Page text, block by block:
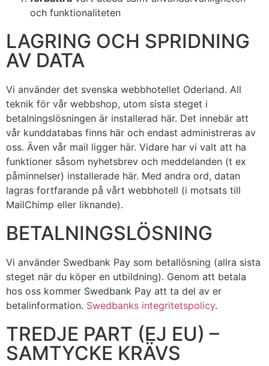
och funktionaliteten
LAGRING OCH SPRIDNING
AV DATA
Vi använder det svenska webbhotellet Oderland. All
teknik för vår webbshop, utom sista steget i
betalningslösningen är installerad här. Det innebär att
vår kunddatabas finns här och endast administreras av
oss. Även vår mail ligger här. Vidare har vi valt att ha
funktioner såsom nyhetsbrev och meddelanden (t ex
påminnelser) installerade här. Med andra ord, datan
lagras fortfarande på vårt webbhotell (i motsats till
MailChimp eller liknande).
BETALNINGSLÖSNING
Vi använder Swedbank Pay som betallösning (allra sista
steget när du köper en utbildning). Genom att betala
hos oss kommer Swedbank Pay att ta del av er
betalinformation. Swedbanks integritetspolicy.
TREDJE PART (EJ EU) –
SAMTYCKE KRÄVS